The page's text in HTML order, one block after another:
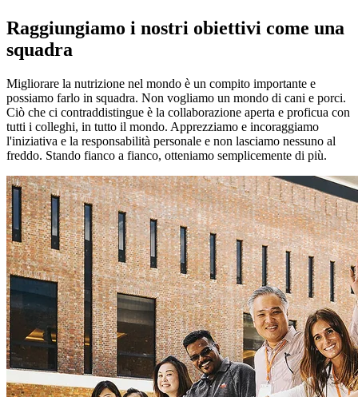
Raggiungiamo i nostri obiettivi come una
squadra
Migliorare la nutrizione nel mondo è un compito importante e
possiamo farlo in squadra. Non vogliamo un mondo di cani e porci.
Ciò che ci contraddistingue è la collaborazione aperta e proficua con
tutti i colleghi, in tutto il mondo. Apprezziamo e incoraggiamo
l'iniziativa e la responsabilità personale e non lasciamo nessuno al
freddo. Stando fianco a fianco, otteniamo semplicemente di più.